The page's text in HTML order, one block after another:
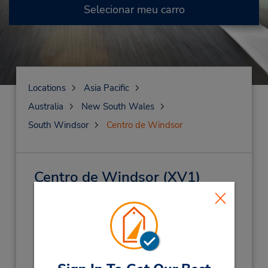
Selecionar meu carro
Locations
Asia Pacific
Australia
New South Wales
South Windsor
Centro de Windsor
Centro de Windsor(XV1)
NS, 2756, Australia
(61) 2 8886 0390